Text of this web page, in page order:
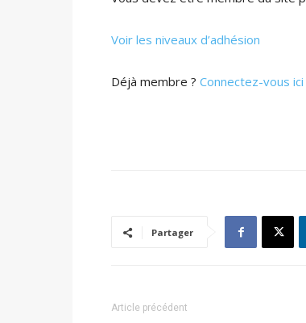
Voir les niveaux d’adhésion
Déjà membre ? Connectez-vous ici
Partager
Article précédent